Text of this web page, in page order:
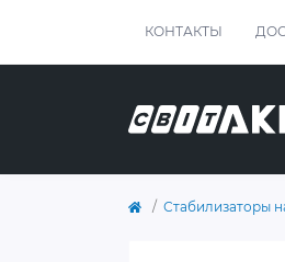
КОНТАКТЫ
Стабилизаторы